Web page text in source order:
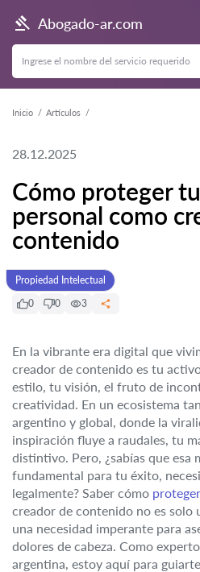
Abogado-ar.com
Inicio Artículos
28.12.2025
Cómo proteger
personal como
contenido
Propiedad Intelectual
0
0 3
En la vibrante era digital que
creador de contenido es tu
estilo, tu visión, el fruto de
creatividad. En un ecosistema
argentino y global, donde la
inspiración fluye a raudales, tu
distintivo. Pero, ¿sabías que esa
fundamental para tu éxito,
legalmente? Saber cómo
creador de contenido no es solo
una necesidad imperante para
dolores de cabeza. Como
argentina, estoy aquí para